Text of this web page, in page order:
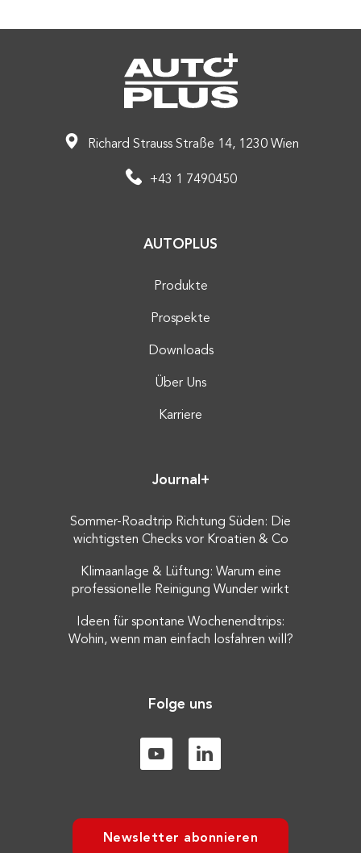
Richard Strauss Straße 14, 1230 Wien
+43 1 7490450
AUTOPLUS
Produkte
Prospekte
Downloads
Über Uns
Karriere
Journal+
Sommer-Roadtrip Richtung Süden: Die
wichtigsten Checks vor Kroatien & Co
Klimaanlage & Lüftung: Warum eine
professionelle Reinigung Wunder wirkt
Ideen für spontane Wochenendtrips:
Wohin, wenn man einfach losfahren will?
Folge uns
Newsletter abonnieren